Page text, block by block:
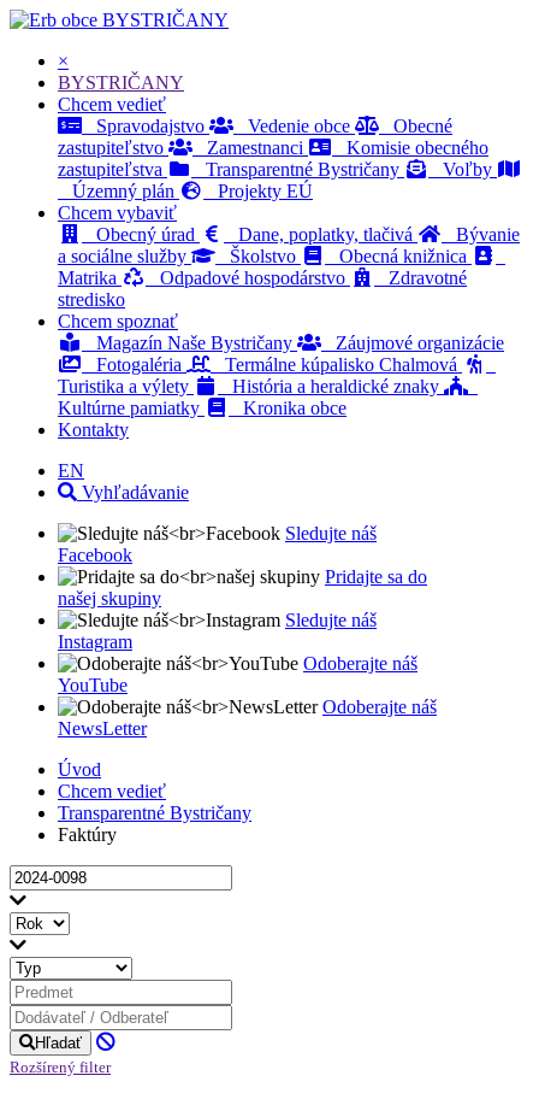
BYSTRIČANY
×
BYSTRIČANY
Chcem vedieť
Spravodajstvo
Vedenie obce
Obecné
zastupiteľstvo
Zamestnanci
Komisie obecného
zastupiteľstva
Transparentné Bystričany
Voľby
Územný plán
Projekty EÚ
Chcem vybaviť
Obecný úrad
Dane, poplatky, tlačivá
Bývanie
a sociálne služby
Školstvo
Obecná knižnica
Matrika
Odpadové hospodárstvo
Zdravotné
stredisko
Chcem spoznať
Magazín Naše Bystričany
Záujmové organizácie
Fotogaléria
Termálne kúpalisko Chalmová
Turistika a výlety
História a heraldické znaky
Kultúrne pamiatky
Kronika obce
Kontakty
EN
Vyhľadávanie
Sledujte náš
Facebook
Pridajte sa do
našej skupiny
Sledujte náš
Instagram
Odoberajte náš
YouTube
Odoberajte náš
NewsLetter
Úvod
Chcem vedieť
Transparentné Bystričany
Faktúry
Hľadať
Rozšírený filter